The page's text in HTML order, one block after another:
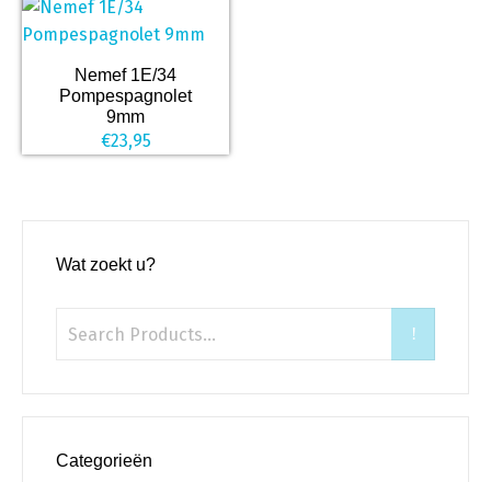
Nemef 1E/34
Pompespagnolet
9mm
€23,95
Wat zoekt u?
Categorieën